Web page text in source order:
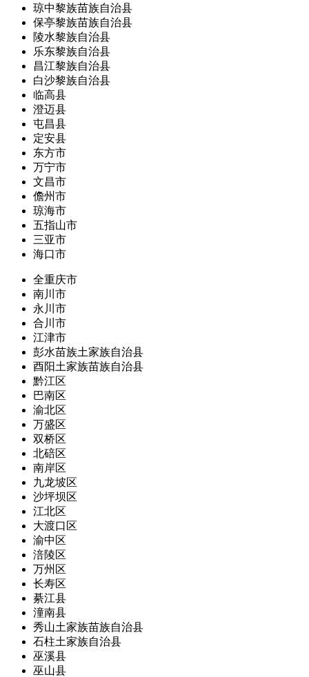
琼中黎族苗族自治县
保亭黎族苗族自治县
陵水黎族自治县
乐东黎族自治县
昌江黎族自治县
白沙黎族自治县
临高县
澄迈县
屯昌县
定安县
东方市
万宁市
文昌市
儋州市
琼海市
五指山市
三亚市
海口市
全重庆市
南川市
永川市
合川市
江津市
彭水苗族土家族自治县
酉阳土家族苗族自治县
黔江区
巴南区
渝北区
万盛区
双桥区
北碚区
南岸区
九龙坡区
沙坪坝区
江北区
大渡口区
渝中区
涪陵区
万州区
长寿区
綦江县
潼南县
秀山土家族苗族自治县
石柱土家族自治县
巫溪县
巫山县